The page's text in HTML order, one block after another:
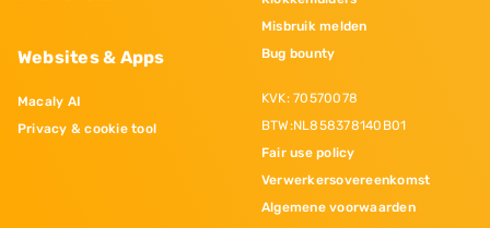
Websites & Apps
Macaly AI
Privacy & cookie tool
Misbruik melden
Bug bounty
KVK: 70570078
BTW:NL858378140B01
Fair use policy
Verwerkersovereenkomst
Algemene voorwaarden